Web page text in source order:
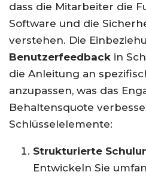
dass die Mitarbeiter die
Software und die
verstehen. Die
Benutzerfeedback in
die Anleitung an
anzupassen, was das
Behaltensquote
Schlüsselelemente:
Strukturierte
Entwickeln Sie